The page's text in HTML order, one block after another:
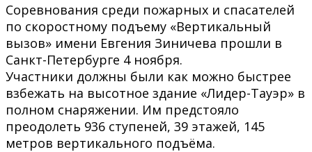
Соревнования среди пожарных и спасателей
по скоростному подъему «Вертикальный
вызов» имени Евгения Зиничева прошли в
Санкт-Петербурге 4 ноября.
Участники должны были как можно быстрее
взбежать на высотное здание «Лидер-Тауэр» в
полном снаряжении. Им предстояло
преодолеть 936 ступеней, 39 этажей, 145
метров вертикального подъёма.